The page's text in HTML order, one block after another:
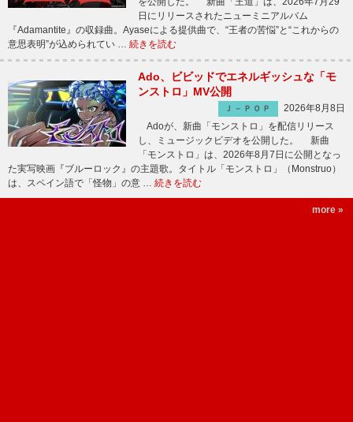
日にリリースされたニューミニアルバム
『Adamantite』の収録曲。Ayaseによる提供曲で、“王者の苦悩”と“これからの
意思表明”が込められてい … 続きを読む
Ado、ビビッドでエネルギッシュな「モ
ンストロ」MV公開
Ｊ－ＰＯＰ
2026年8月8日
Adoが、新曲「モンストロ」を配信リリース
し、ミュージックビデオを公開した。 新曲
「モンストロ」は、2026年8月7日に公開となっ
た実写映画『ブルーロック』の主題歌。タイトル「モンストロ」（Monstruo）
は、スペイン語で「怪物」の意 … 続きを読む
more »